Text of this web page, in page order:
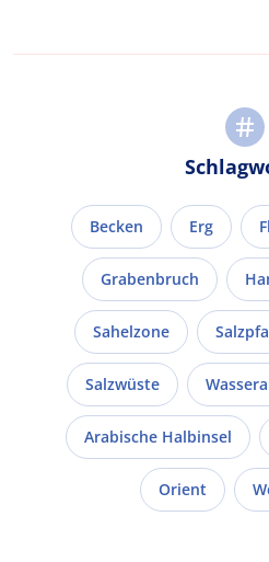
Becken Erg
Grabenbruch
Sahelzone
Salzwüste
Arabische Halbinsel
Orient